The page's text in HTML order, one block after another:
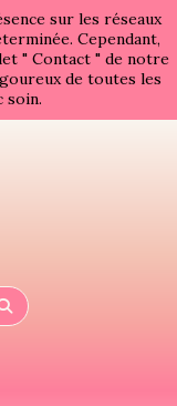
sur les réseaux
Cependant,
" Contact " de notre
de toutes les
soin.